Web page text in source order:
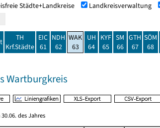
Städte+Landkreise Landkreisverwaltung
TH
Krf.Städte
EIC
61
NDH
62
WAK
63
UH
64
KYF
65
SM
66
GTH
67
SÖM
68
Wartburgkreis
des Jahres